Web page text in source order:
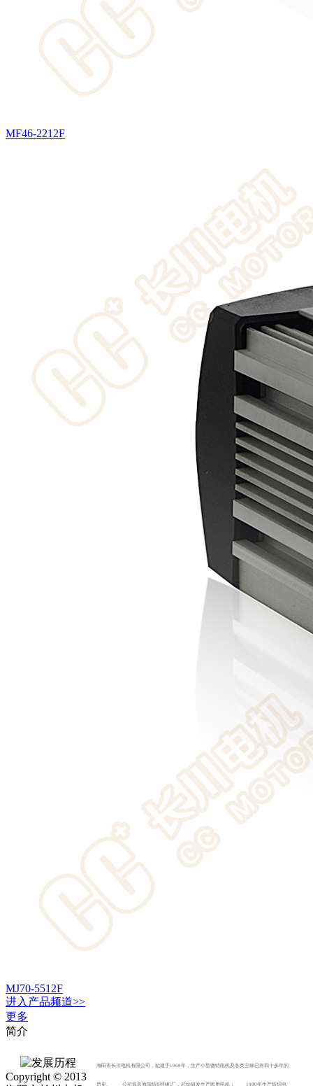
MF46-2212F
MJ70-5512F
进入 产品频道>>
更多
简介
海阳市长川电机有限公司，始建于1968年，生产小型微特电机及各类主轴已有四十多年的
历史。 公司原名海阳纺织电机厂，起始研发生产民用电机； 1980年生产纺织电
Copyright © 2013